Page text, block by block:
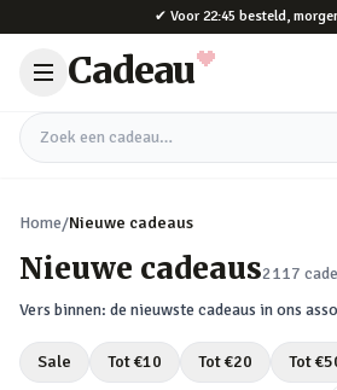
✔ Voor 22:45 besteld,
Cadeau
Zoek een cadeau
Home/Nieuwe cadeaus
Nieuwe cadeaus2117
Vers binnen: de nieuwste cadeaus in ons
Sale Tot €10 Tot €20 Tot €